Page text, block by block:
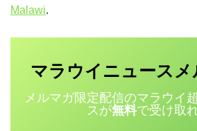
Malawi.
マラウイニュース
メルマガ限定配信のマラウイ
スが無料で受け取